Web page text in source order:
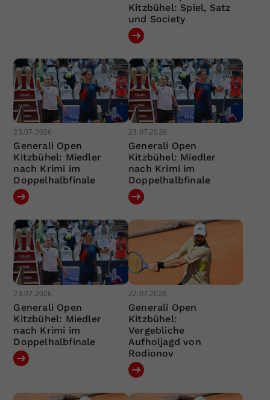
Kitzbühel: Spiel, Satz
und Society
23.07.2026
Generali Open
Kitzbühel: Miedler
nach Krimi im
Doppelhalbfinale
23.07.2026
Generali Open
Kitzbühel: Miedler
nach Krimi im
Doppelhalbfinale
23.07.2026
Generali Open
Kitzbühel: Miedler
nach Krimi im
Doppelhalbfinale
22.07.2026
Generali Open
Kitzbühel:
Vergebliche
Aufholjagd von
Rodionov